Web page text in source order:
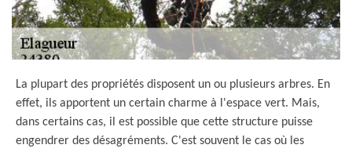
La plupart des propriétés disposent un ou plusieurs arbres. En
effet, ils apportent un certain charme à l'espace vert. Mais,
dans certains cas, il est possible que cette structure puisse
engendrer des désagréments. C'est souvent le cas où les